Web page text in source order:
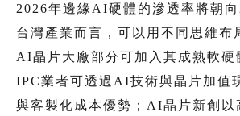
2026年邊緣AI硬體的滲透率將朝
台灣產業而言，可以用不同思維布
AI晶片大廠部分可加入其成熟軟硬
IPC業者可透過AI技術與晶片加值
與客製化成本優勢；AI晶片新創以